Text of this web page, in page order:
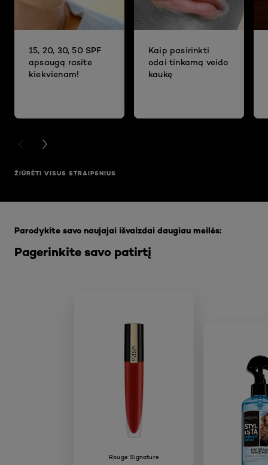
15, 20, 30, 50 SPF
apsaugą rasite
kiekvienam!
Kaip pasirinkti
odai tinkamą veido
kaukę
PREVIOUS CARD
NEXT CARD
ŽIŪRĖTI VISUS STRAIPSNIUS
Pagerinkite savo patirtį
Parodykite savo naujajai išvaizdai daugiau meilės:
Rouge Signature